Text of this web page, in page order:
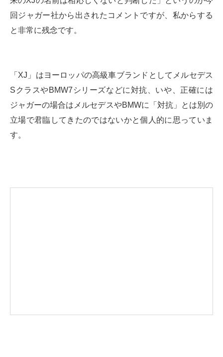
回ジャガー社から出されたコメントですが、私からする
と非常に残念です。
「XJ」はヨーロッパの高級車ブランドとしてメルセデス
SクラスやBMW7シリーズなどに対抗、いや、正確には
ジャガーの場合はメルセデスやBMWに「対抗」とは別の
立場で君臨してきたのではないかと個人的に思っていま
す。